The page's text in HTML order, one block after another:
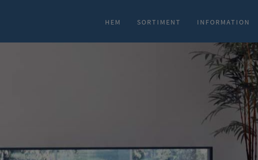
HEM SORTIMENT INFORMATION